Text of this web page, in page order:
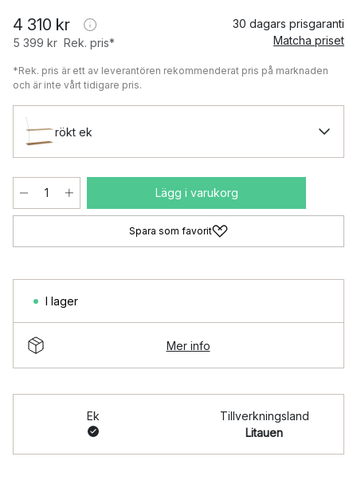
4 310 kr
5 399 kr Rek. pris*
30 dagars prisgaranti
Matcha priset
*Rek. pris är ett av leverantören rekommenderat pris på marknaden
och är inte vårt tidigare pris.
rökt ek
Lägg i varukorg
Spara som favorit
I lager
Mer info
Ek
Tillverkningsland
Litauen